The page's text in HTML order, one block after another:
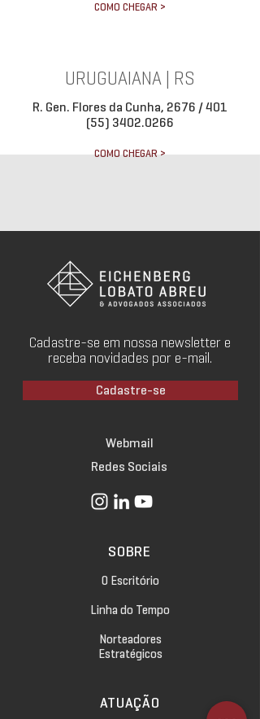
COMO CHEGAR >
URUGUAIANA | RS
R. Gen. Flores da Cunha, 2676 / 401
(55) 3402.0266
COMO CHEGAR >
Cadastre-se em nossa newsletter e
receba novidades por e-mail.
Cadastre-se
Webmail
Redes Sociais
SOBRE
O Escritório
Linha do Tempo
Norteadores
Estratégicos
ATUAÇÃO